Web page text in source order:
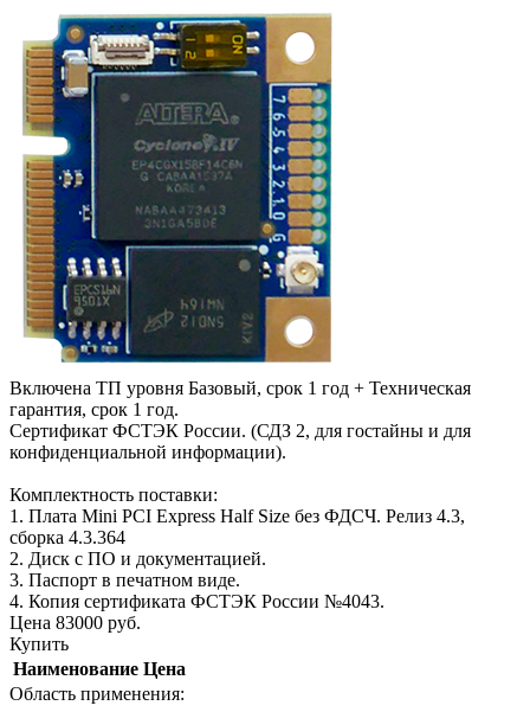
Включена ТП уровня Базовый, срок 1 год + Техническая
гарантия, срок 1 год.
Сертификат ФСТЭК России. (СДЗ 2, для гостайны и для
конфиденциальной информации).
Комплектность поставки:
1. Плата Mini PCI Express Half Size без ФДСЧ. Релиз 4.3,
сборка 4.3.364
2. Диск с ПО и документацией.
3. Паспорт в печатном виде.
4. Копия сертификата ФСТЭК России №4043.
Цена 83000 руб.
Купить
Наименование Цена
Область применения: